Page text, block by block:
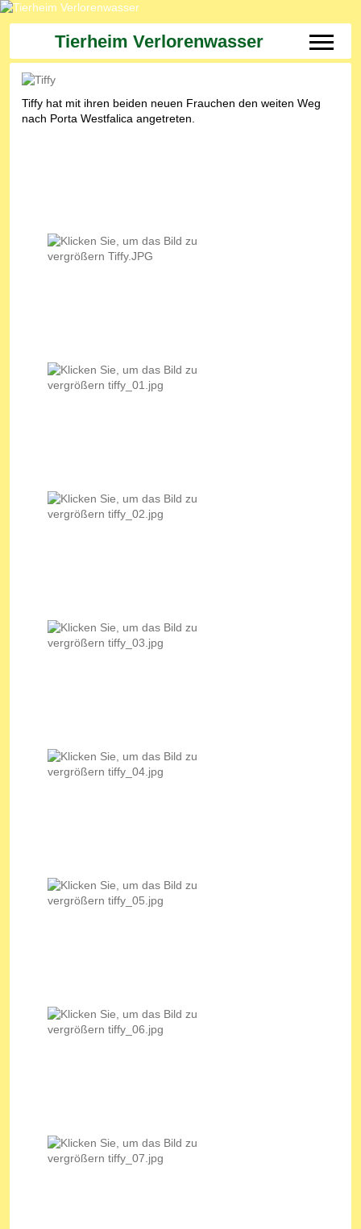
Tierheim Verlorenwasser Off-
Tiffy hat mit ihren beiden neuen Frauchen den weiten Weg
nach Porta Westfalica angetreten.